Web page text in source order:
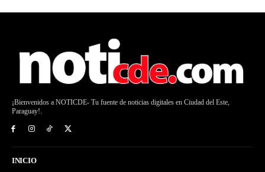
¡Bienvenidos a NOTICDE- Tu fuente de noticias digitales en Ciudad del Este,
Paraguay!.
INICIO